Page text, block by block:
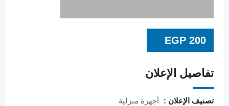
EGP 200
تفاصيل الإعلان
تصنيف الإعلان : أجهزة منزلية